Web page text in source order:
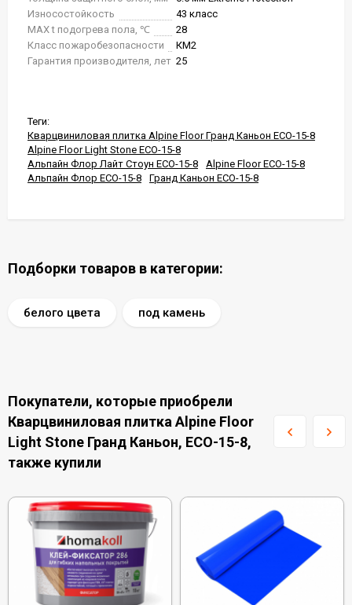
Износостойкость
43 класс
MAX t подогрева пола, ℃
28
Класс пожаробезопасности
КМ2
Гарантия производителя, лет 25
Теги:
Кварцвиниловая плитка Alpine Floor Гранд Каньон ECO-15-8
Alpine Floor Light Stone ECO-15-8
Альпайн Флор Лайт Стоун ECO-15-8
Alpine Floor ECO-15-8
Альпайн Флор ECO-15-8
Гранд Каньон ECO-15-8
Подборки товаров в категории:
белого цвета под камень
Покупатели, которые приобрели
Кварцвиниловая плитка Alpine Floor
Light Stone Гранд Каньон, ECO-15-8,
также купили